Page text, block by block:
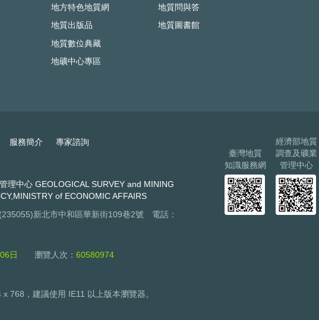
地方特色地質網
地質出版品
地質數位典藏
地礦中心專區
地質問與答
地質圖書館
服務簡介 專家諮詢
理中心 GEOLOGICAL SURVEY and MINING
of ECONOMIC AFFAIRS
新北市中和區華新街109巷2號 電話：
日 瀏覽人次： 60580974
768，建議使用 IE11 以上版本瀏覽器。
臺灣地質
知識服務網
經濟部地質
調查及礦業
管理中心